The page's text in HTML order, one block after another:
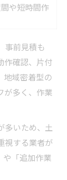
や短時間作
事前見積も
作確認、片付
地域密着型の
が多く、作業
多いため、土
視する業者が
や「追加作業